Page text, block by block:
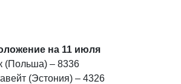
на 11 июля
(Польша) – 8336
(Эстония) – 4326